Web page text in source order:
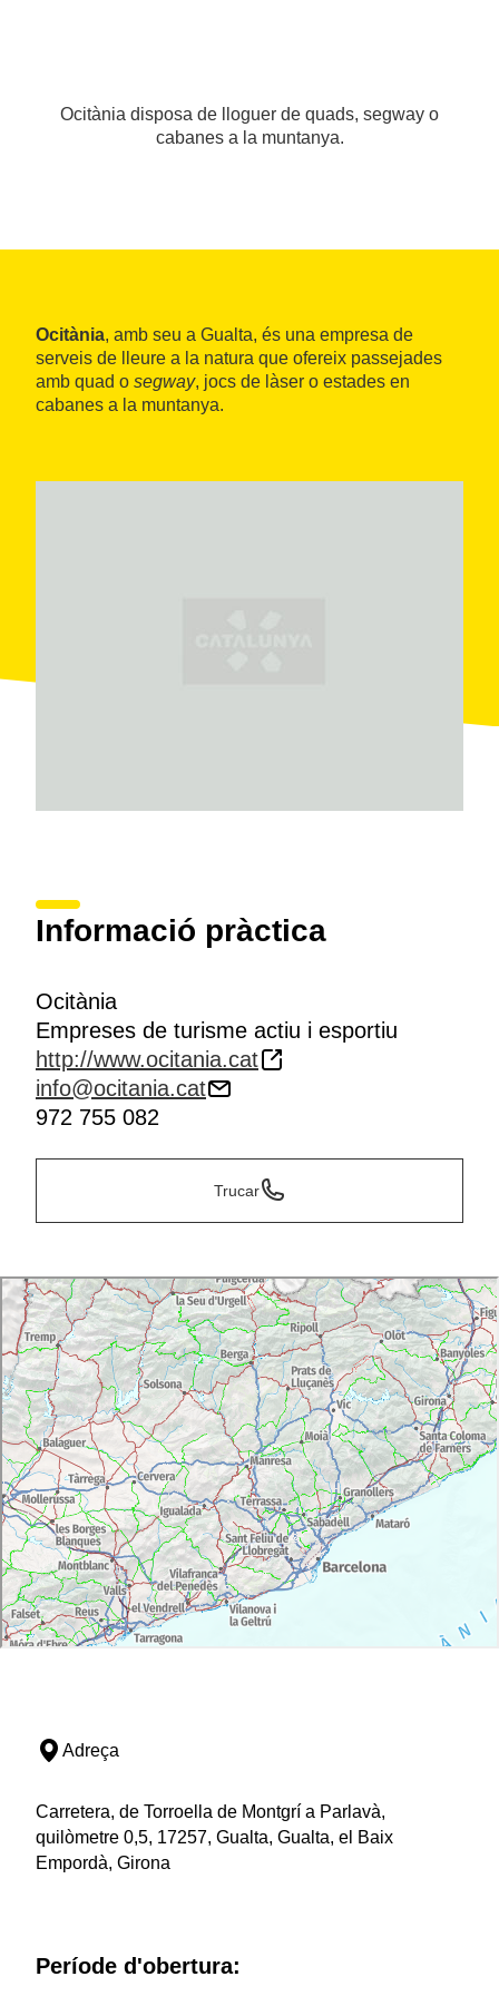
Ocitània disposa de lloguer de quads, segway o
cabanes a la muntanya.
Ocitània, amb seu a Gualta, és una empresa de
serveis de lleure a la natura que ofereix passejades
amb quad o segway, jocs de làser o estades en
cabanes a la muntanya.
Informació pràctica
Ocitània
Empreses de turisme actiu i esportiu
http://www.ocitania.cat
info@ocitania.cat
972 755 082
Trucar
Adreça
Carretera, de Torroella de Montgrí a Parlavà,
quilòmetre 0,5, 17257, Gualta, Gualta, el Baix
Empordà, Girona
Període d'obertura: